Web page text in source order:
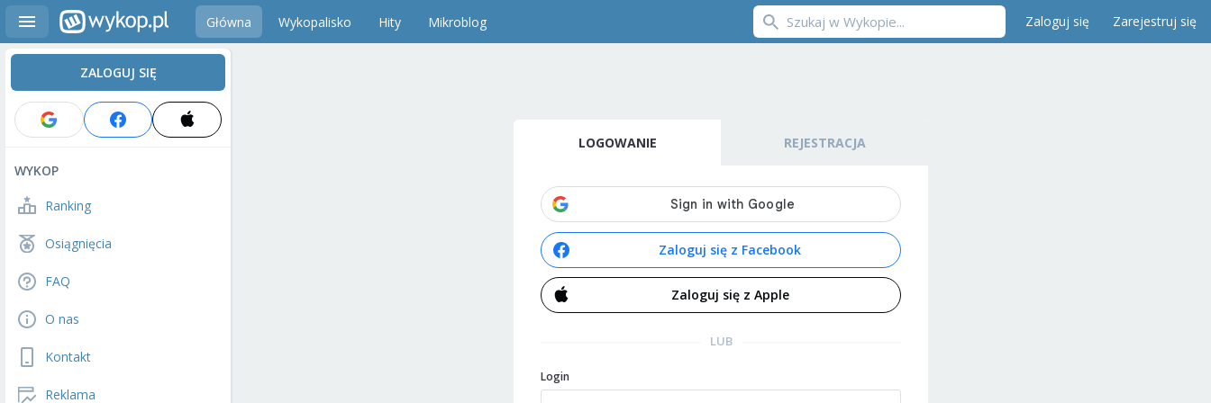
Główna Wykopalisko Hity Mikroblog Zaloguj się Zarejestruj się
ZALOGUJ SIĘ
WYKOP
Ranking
Osiągnięcia
FAQ
O nas
Kontakt
Reklama
LOGOWANIE REJESTRACJA
Zaloguj się z Facebook
Zaloguj się z Apple
LUB
Login